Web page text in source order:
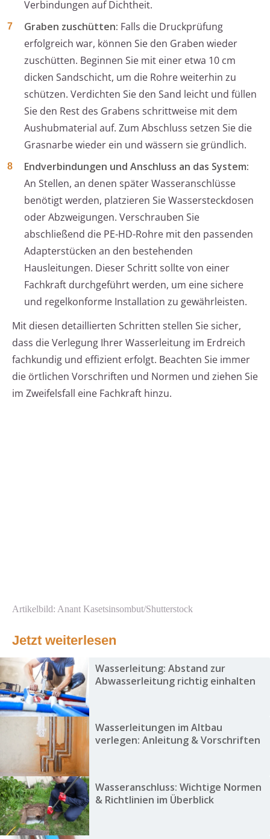
Verbindungen auf Dichtheit.
Graben zuschütten: Falls die Druckprüfung
erfolgreich war, können Sie den Graben wieder
zuschütten. Beginnen Sie mit einer etwa 10 cm
dicken Sandschicht, um die Rohre weiterhin zu
schützen. Verdichten Sie den Sand leicht und füllen
Sie den Rest des Grabens schrittweise mit dem
Aushubmaterial auf. Zum Abschluss setzen Sie die
Grasnarbe wieder ein und wässern sie gründlich.
Endverbindungen und Anschluss an das System:
An Stellen, an denen später Wasseranschlüsse
benötigt werden, platzieren Sie Wassersteckdosen
oder Abzweigungen. Verschrauben Sie
abschließend die PE-HD-Rohre mit den passenden
Adapterstücken an den bestehenden
Hausleitungen. Dieser Schritt sollte von einer
Fachkraft durchgeführt werden, um eine sichere
und regelkonforme Installation zu gewährleisten.
Mit diesen detaillierten Schritten stellen Sie sicher,
dass die Verlegung Ihrer Wasserleitung im Erdreich
fachkundig und effizient erfolgt. Beachten Sie immer
die örtlichen Vorschriften und Normen und ziehen Sie
im Zweifelsfall eine Fachkraft hinzu.
Artikelbild: Anant Kasetsinsombut/Shutterstock
Jetzt weiterlesen
Wasserleitung: Abstand zur
Abwasserleitung richtig einhalten
Wasserleitungen im Altbau
verlegen: Anleitung & Vorschriften
Wasseranschluss: Wichtige Normen
& Richtlinien im Überblick